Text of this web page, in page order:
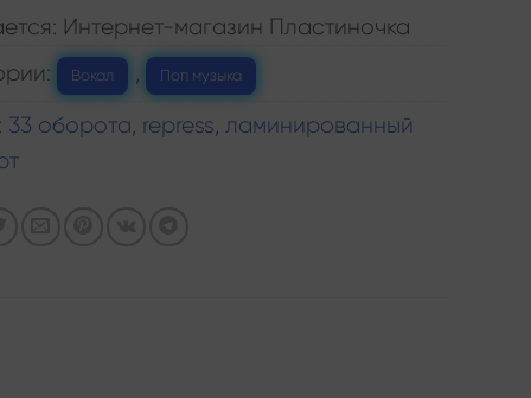
Интернет-магазин Пластиночка
Вокал , Поп музыка
33 оборота, repress, ламинированный